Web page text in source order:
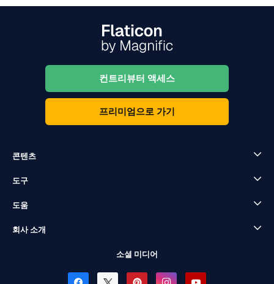
컨트리뷰터 액세스
프리미엄으로 가기
콘텐츠
도구
도움
회사 소개
소셜 미디어